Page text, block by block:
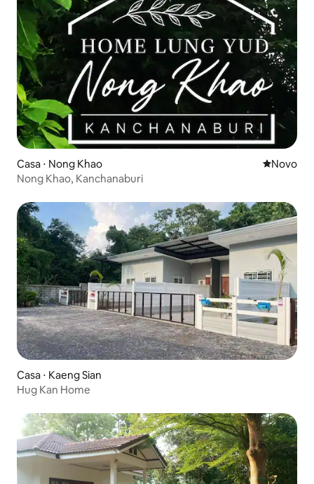
Casa ⋅ Nong Khao Novo
Novo
Nong Khao, Kanchanaburi
Casa ⋅ Kaeng Sian
Hug Kan Home